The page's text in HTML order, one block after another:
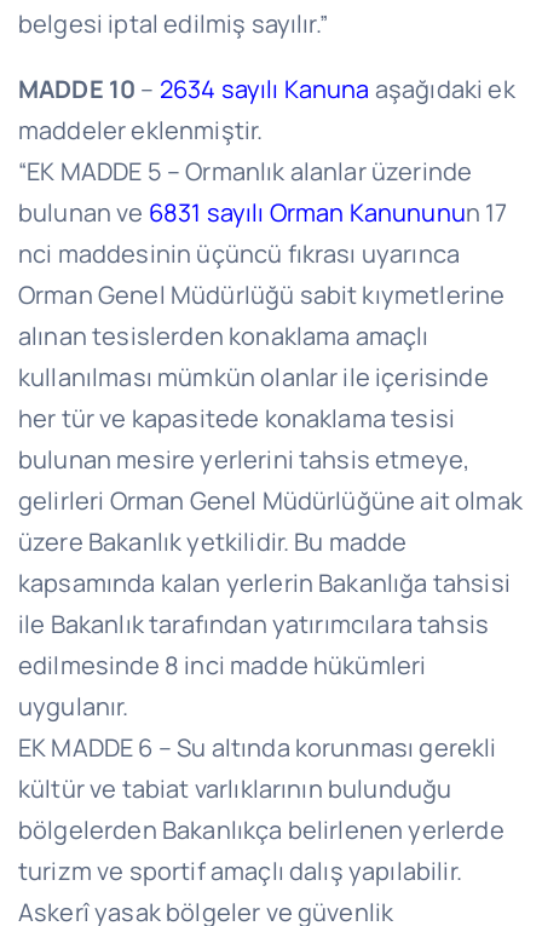
belgesi iptal edilmiş sayılır.”
MADDE 10 – 2634 sayılı Kanuna aşağıdaki ek
maddeler eklenmiştir.
“EK MADDE 5 – Ormanlık alanlar üzerinde
bulunan ve 6831 sayılı Orman Kanununun 17
nci maddesinin üçüncü fıkrası uyarınca
Orman Genel Müdürlüğü sabit kıymetlerine
alınan tesislerden konaklama amaçlı
kullanılması mümkün olanlar ile içerisinde
her tür ve kapasitede konaklama tesisi
bulunan mesire yerlerini tahsis etmeye,
gelirleri Orman Genel Müdürlüğüne ait olmak
üzere Bakanlık yetkilidir. Bu madde
kapsamında kalan yerlerin Bakanlığa tahsisi
ile Bakanlık tarafından yatırımcılara tahsis
edilmesinde 8 inci madde hükümleri
uygulanır.
EK MADDE 6 – Su altında korunması gerekli
kültür ve tabiat varlıklarının bulunduğu
bölgelerden Bakanlıkça belirlenen yerlerde
turizm ve sportif amaçlı dalış yapılabilir.
Askerî yasak bölgeler ve güvenlik